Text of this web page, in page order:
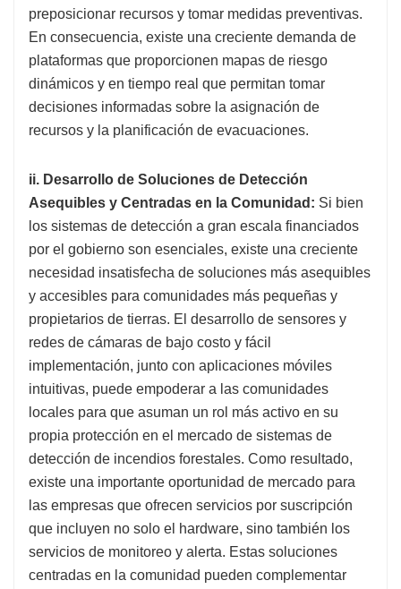
preposicionar recursos y tomar medidas preventivas.
En consecuencia, existe una creciente demanda de
plataformas que proporcionen mapas de riesgo
dinámicos y en tiempo real que permitan tomar
decisiones informadas sobre la asignación de
recursos y la planificación de evacuaciones.
ii. Desarrollo de Soluciones de Detección
Asequibles y Centradas en la Comunidad: Si bien
los sistemas de detección a gran escala financiados
por el gobierno son esenciales, existe una creciente
necesidad insatisfecha de soluciones más asequibles
y accesibles para comunidades más pequeñas y
propietarios de tierras. El desarrollo de sensores y
redes de cámaras de bajo costo y fácil
implementación, junto con aplicaciones móviles
intuitivas, puede empoderar a las comunidades
locales para que asuman un rol más activo en su
propia protección en el mercado de sistemas de
detección de incendios forestales. Como resultado,
existe una importante oportunidad de mercado para
las empresas que ofrecen servicios por suscripción
que incluyen no solo el hardware, sino también los
servicios de monitoreo y alerta. Estas soluciones
centradas en la comunidad pueden complementar